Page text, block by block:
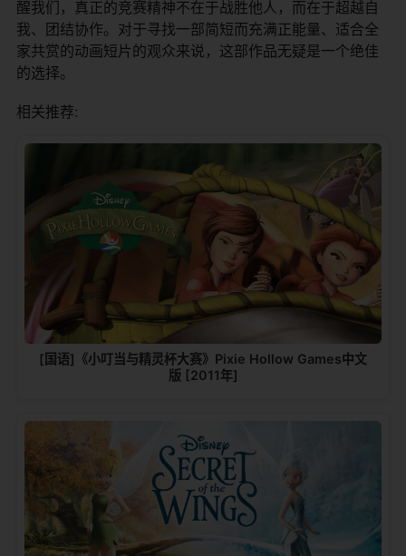
醒我们，真正的竞赛精神不在于战胜他人，而在于超越自
我、团结协作。对于寻找一部简短而充满正能量、适合全
家共赏的动画短片的观众来说，这部作品无疑是一个绝佳
的选择。
相关推荐:
[国语]《小叮当与精灵杯大赛》Pixie Hollow Games中文
版 [2011年]